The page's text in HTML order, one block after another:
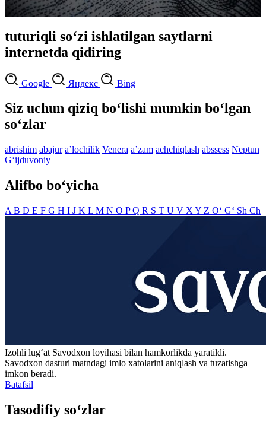
tuturiqli so‘zi ishlatilgan saytlarni
internetda qidiring
Google Яндекс Bing
Siz uchun qiziq bo‘lishi mumkin bo‘lgan
so‘zlar
abrishim abajur aʼlochilik Venera aʼzam achchiqlash abssess Neptun
G‘ijduvoniy
Alifbo bo‘yicha
A B D E F G H I J K L M N O PQ R S T U V X Y Z O‘ G‘ Sh Ch
Izohli lugʻat Savodxon loyihasi bilan hamkorlikda yaratildi.
Savodxon dasturi matndagi imlo xatolarini aniqlash va tuzatishga
imkon beradi.
Batafsil
Tasodifiy so‘zlar